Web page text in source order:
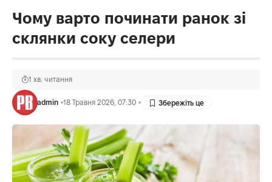
Чому варто починати ранок зі
склянки соку селери
admin 18 Травня 2026, 07:30
1 хв. читання